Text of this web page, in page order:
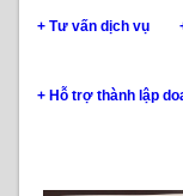
+ Tư vấn dịch vụ
+ Hỗ trợ thành lập